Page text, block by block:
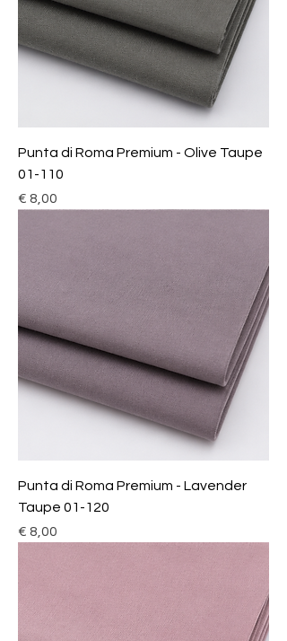
Punta di Roma Premium - Olive Taupe
01-110
Prijs
€ 8,00
Punta di Roma Premium - Lavender
Taupe 01-120
Prijs
€ 8,00